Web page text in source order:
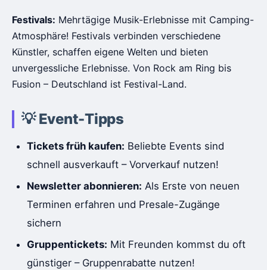
Festivals: Mehrtägige Musik-Erlebnisse mit Camping-
Atmosphäre! Festivals verbinden verschiedene
Künstler, schaffen eigene Welten und bieten
unvergessliche Erlebnisse. Von Rock am Ring bis
Fusion – Deutschland ist Festival-Land.
💡 Event-Tipps
Tickets früh kaufen: Beliebte Events sind
schnell ausverkauft – Vorverkauf nutzen!
Newsletter abonnieren: Als Erste von neuen
Terminen erfahren und Presale-Zugänge
sichern
Gruppentickets: Mit Freunden kommst du oft
günstiger – Gruppenrabatte nutzen!